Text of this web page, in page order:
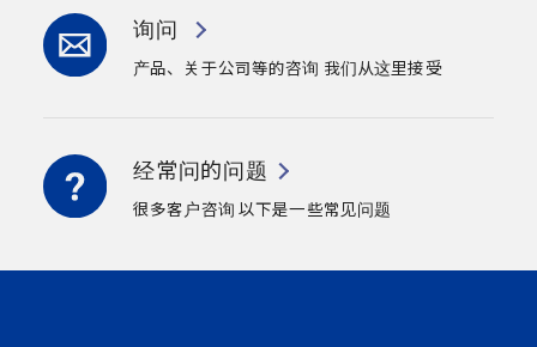
询问
产品、关于公司等的咨询 我们从这里接受
经常问的问题
很多客户咨询 以下是一些常见问题